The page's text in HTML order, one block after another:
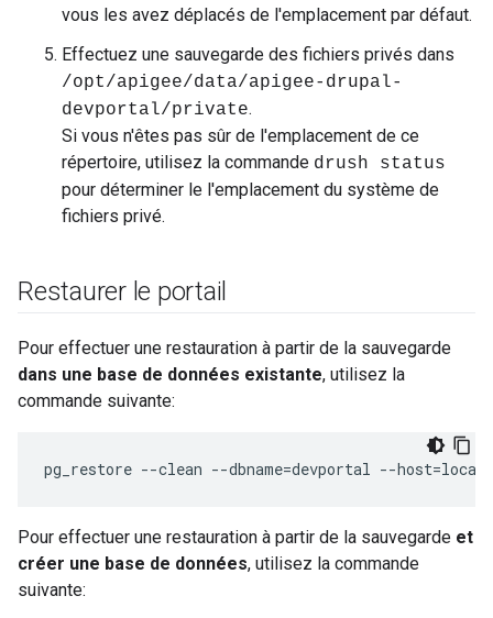
vous les avez déplacés de l'emplacement par défaut.
Effectuez une sauvegarde des fichiers privés dans
/opt/apigee/data/apigee-drupal-
devportal/private.
Si vous n'êtes pas sûr de l'emplacement de ce
répertoire, utilisez la commande drush status
pour déterminer le l'emplacement du système de
fichiers privé.
Restaurer le portail
Pour effectuer une restauration à partir de la sauvegarde
dans une base de données existante, utilisez la
commande suivante:
pg_restore --clean --dbname=devportal --
Pour effectuer une restauration à partir de la sauvegarde et
créer une base de données, utilisez la commande
suivante: